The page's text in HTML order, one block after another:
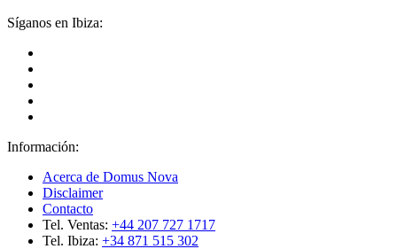
Síganos en Ibiza:
Información:
Acerca de Domus Nova
Disclaimer
Contacto
Tel. Ventas: +44 207 727 1717
Tel. Ibiza: +34 871 515 302